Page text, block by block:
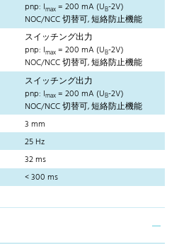
pnp: Imax = 200 mA (UB-2V)
NOC/NCC 切替可, 短絡防止機能
スイッチング出力
pnp: Imax = 200 mA (UB-2V)
NOC/NCC 切替可, 短絡防止機能
スイッチング出力
pnp: Imax = 200 mA (UB-2V)
NOC/NCC 切替可, 短絡防止機能
3 mm
25 Hz
32 ms
< 300 ms